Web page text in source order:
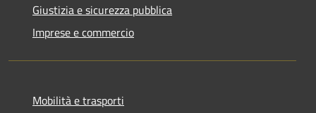
Giustizia e sicurezza pubblica
Imprese e commercio
Mobilità e trasporti